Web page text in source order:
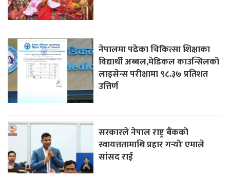
नेपालमा पढेका चिकित्सा शिक्षाका
विद्यार्थी अब्बल,मेडिकल काउन्सिलको
लाइसेन्स परीक्षामा ९८.३७ प्रतिशत
उत्तिर्ण
सरकारले नेपाल राष्ट्र बैंकको
स्वायत्ततामाथि प्रहार गर्‍योः एमाले
सांसद राई